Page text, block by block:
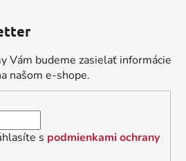
Vám budeme zasielať informácie
našom e-shope.
s podmienkami ochrany